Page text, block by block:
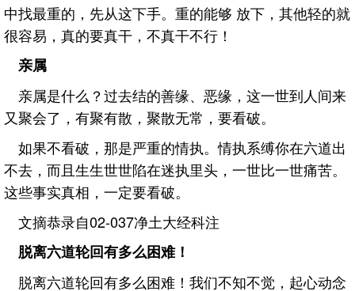
中找最重的，先从这下手。重的能够 放下，其他轻的就
很容易，真的要真干，不真干不行！
亲属
亲属是什么？过去结的善缘、恶缘，这一世到人间来
又聚会了，有聚有散，聚散无常，要看破。
如果不看破，那是严重的情执。情执系缚你在六道出
不去，而且生生世世陷在迷执里头，一世比一世痛苦。
这些事实真相，一定要看破。
文摘恭录自02-037净土大经科注
脱离六道轮回有多么困难！
脱离六道轮回有多么困难！我们不知不觉，起心动念